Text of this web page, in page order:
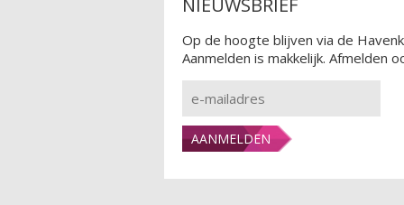
Op de hoogte blijven via de
Aanmelden is makkelijk. Afmelden